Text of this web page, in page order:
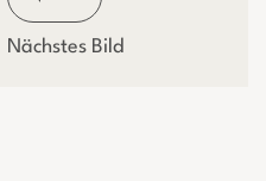
Nächstes Bild